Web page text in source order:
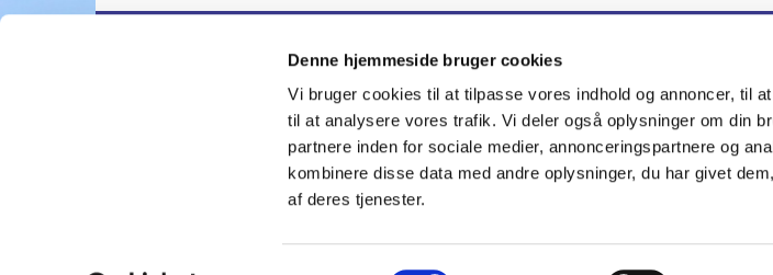
Denne hjemmeside bruger cookies
Vi bruger cookies til at tilpasse vores indhold og annoncer, til
til at analysere vores trafik. Vi deler også oplysninger om din
partnere inden for sociale medier, annonceringspartnere og
kombinere disse data med andre oplysninger, du har givet
af deres tjenester.
Nygårdskirken · Brøndby Nord Vej 71, 2605 Brøndby
Kontakt Cookiepolitik